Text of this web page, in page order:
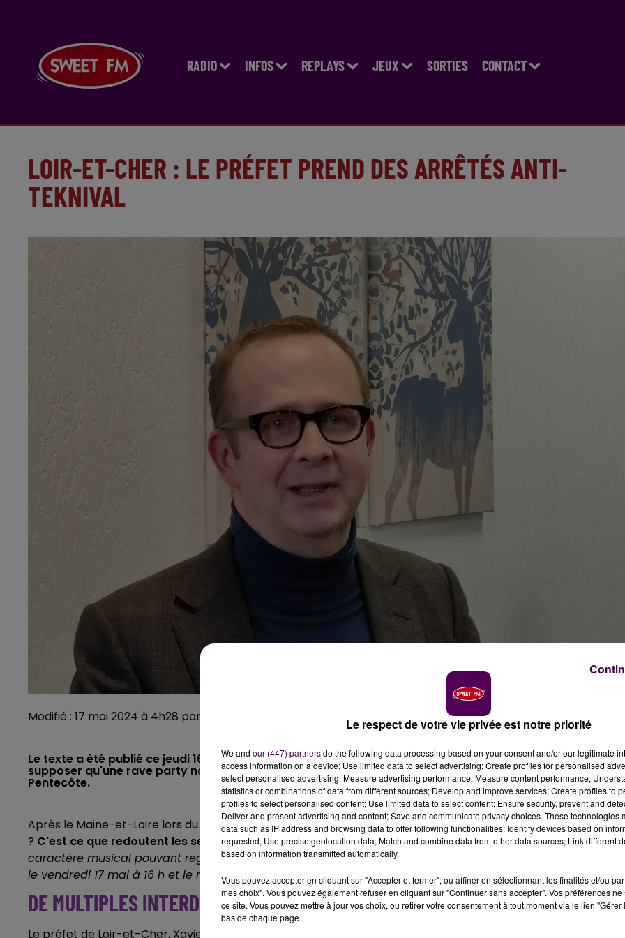
RADIO INFOS REPLAYS JEUX SORTIES CONTACT
LOIR-ET-CHER : LE PRÉFET PREND DES ARRÊTÉS ANTI-
TEKNIVAL
Modifié : 17 mai 2024 à 4h28 par Bastien Bougeard
Le texte a été publié ce jeudi 16 mai sur le site internet de la préfecture. Certains éléments laissent
supposer qu'une rave party non déclarée pour s'installer dans le Loir-et-Cher lors du week-end de la
Pentecôte.
Après le Maine-et-Loire lors du week-end de l'Ascension, le Loir-et-Cher sera-t-il le point de chute du
? C'est ce que redoutent les services de l'État. Des éléments laissent penser"qu'un rassemblement festif à
caractère musical pouvant regrouper plusieurs milliers de participants est susceptible de se dérouler
le vendredi 17 mai à 16 h et le mardi 21 mai 2024 à 9h"
DE MULTIPLES INTERDICTIONS ANNONCÉES
Le préfet de Loir-et-Cher, Xavier Pelletier, prend les devants :
Le respect de votre vie privée est notre priorité
We and our (447) partnersdo the following data processing based on your consent and/or our legitimate
access information on a device; Use limited data to select advertising; Create profiles for personalised
select personalised advertising; Measure advertising performance; Measure content performance;
statistics or combinations of data from different sources; Develop and improve services; Create profiles to
profiles to select personalised content; Use limited data to select content; Ensure security, prevent and
Deliver and present advertising and content; Save and communicate privacy choices. These technologies
data such as IP address and browsing data to offer following functionalities: Identify devices based on
requested; Use precise geolocation data; Match and combine data from other data sources; Link different
based on information transmitted automatically.
Vous pouvez accepter en cliquant sur "Accepter et fermer", ou affiner en sélectionnant les finalités et/ou
mes choix". Vous pouvez également refuser en cliquant sur "Continuer sans accepter". Vos préférences
ce site. Vous pouvez mettre à jour vos choix, ou retirer votre consentement à tout moment via le lien
bas de chaque page.